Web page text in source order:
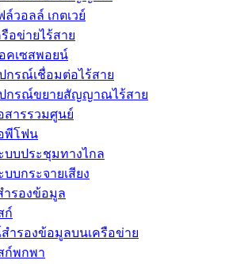
ล์วอลล์ เกตเวย์
อข่ายไร้สาย
คเซสพอยน์
กรณ์เชื่อมต่อไร้สาย
กรณ์ขยายสัญญาณไร้สาย
สารรวมศูนย์
พีโฟน
บบประชุมทางไกล
บบกระจายเสียง
ำรองข้อมูล
ก์
ำรองข้อมูลบนเครือข่าย
ก์พกพา